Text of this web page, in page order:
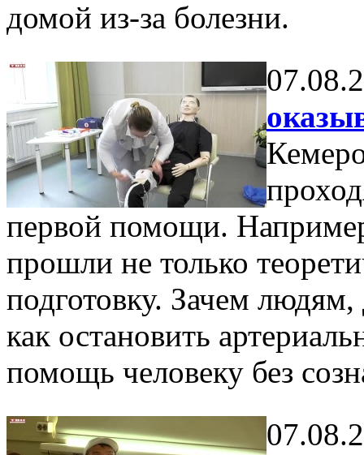
домой из-за болезни.
первой помощи.
прошли не только
подготовку. Зачем
как остановить
помощь человеку без